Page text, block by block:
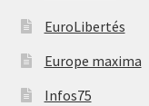
EuroLibertés
Europe maxima
Infos75